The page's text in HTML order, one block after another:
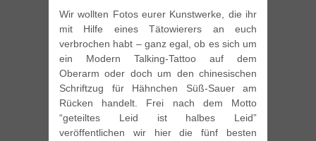
Wir wollten Fotos eurer Kunstwerke, die ihr
mit Hilfe eines Tätowierers an euch
verbrochen habt – ganz egal, ob es sich um
ein Modern Talking-Tattoo auf dem
Oberarm oder doch um den chinesischen
Schriftzug für Hähnchen Süß-Sauer am
Rücken handelt. Frei nach dem Motto
“geteiltes Leid ist halbes Leid”
veröffentlichen wir hier die fünf besten